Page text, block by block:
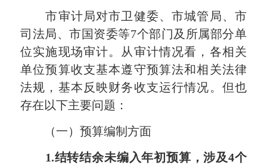
市审计局对市卫健委、市城管局、市
司法局、市国资委等7个部门及所属部分单
位实施现场审计。从审计情况看，各相关
单位预算收支基本遵守预算法和相关法律
法规，基本反映财务收支运行情况。但也
存在以下主要问题：
（一）预算编制方面
1.结转结余未编入年初预算，涉及4个